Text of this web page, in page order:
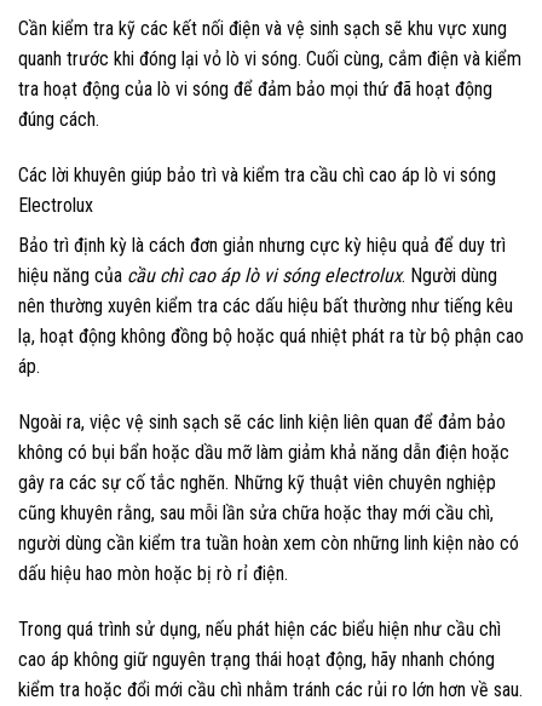
Cần kiểm tra kỹ các kết nối điện và vệ sinh sạch sẽ khu vực xung
quanh trước khi đóng lại vỏ lò vi sóng. Cuối cùng, cắm điện và kiểm
tra hoạt động của lò vi sóng để đảm bảo mọi thứ đã hoạt động
đúng cách.
Các lời khuyên giúp bảo trì và kiểm tra cầu chì cao áp lò vi sóng
Electrolux
Bảo trì định kỳ là cách đơn giản nhưng cực kỳ hiệu quả để duy trì
hiệu năng của cầu chì cao áp lò vi sóng electrolux. Người dùng
nên thường xuyên kiểm tra các dấu hiệu bất thường như tiếng kêu
lạ, hoạt động không đồng bộ hoặc quá nhiệt phát ra từ bộ phận cao
áp.
Ngoài ra, việc vệ sinh sạch sẽ các linh kiện liên quan để đảm bảo
không có bụi bẩn hoặc dầu mỡ làm giảm khả năng dẫn điện hoặc
gây ra các sự cố tắc nghẽn. Những kỹ thuật viên chuyên nghiệp
cũng khuyên rằng, sau mỗi lần sửa chữa hoặc thay mới cầu chì,
người dùng cần kiểm tra tuần hoàn xem còn những linh kiện nào có
dấu hiệu hao mòn hoặc bị rò rỉ điện.
Trong quá trình sử dụng, nếu phát hiện các biểu hiện như cầu chì
cao áp không giữ nguyên trạng thái hoạt động, hãy nhanh chóng
kiểm tra hoặc đổi mới cầu chì nhằm tránh các rủi ro lớn hơn về sau.